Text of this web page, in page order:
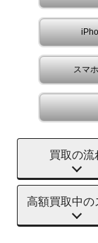
スマ
買取の流
高額買取中の